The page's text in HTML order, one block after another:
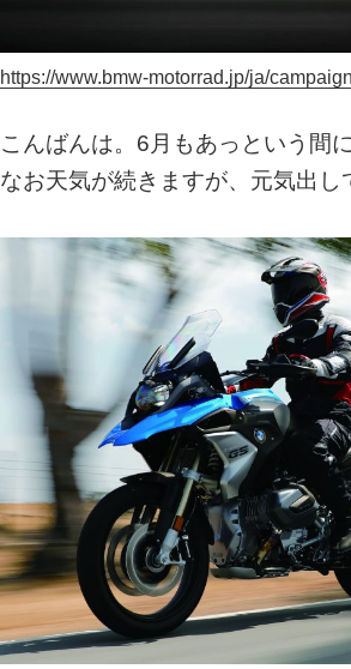
https://www.bmw-motorrad.jp/ja/
こんばんは。6月もあっという間
なお天気が続きますが、元気出